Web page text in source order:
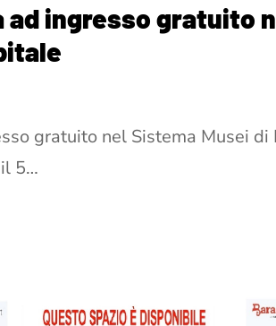
ad ingresso gratuito
gratuito nel Sistema Musei di
5…